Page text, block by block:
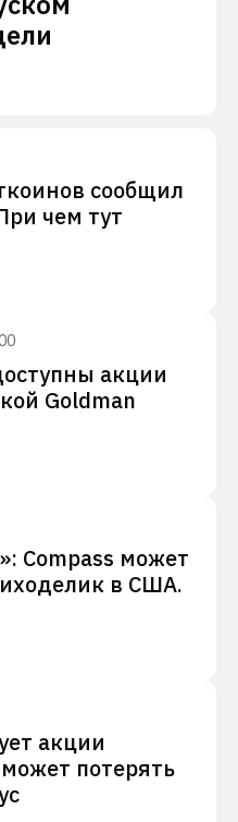
сообщил
чем тут
акции
Goldman
Compass может
в США.
акции
потерять